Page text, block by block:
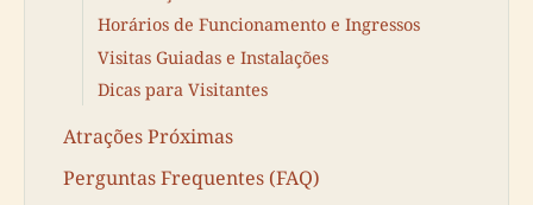
Horários de Funcionamento e Ingressos
Visitas Guiadas e Instalações
Dicas para Visitantes
Atrações Próximas
Perguntas Frequentes (FAQ)